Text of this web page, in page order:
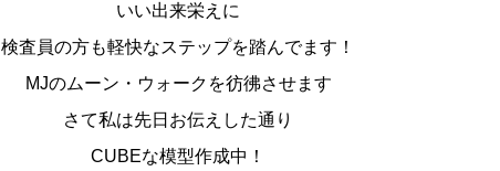
いい出来栄えに
検査員の方も軽快なステップを踏んでます！
MJのムーン・ウォークを彷彿させます
さて私は先日お伝えした通り
CUBEな模型作成中！